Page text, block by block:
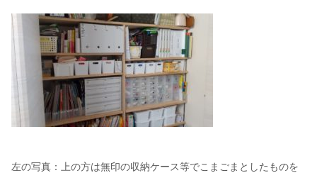
左の写真：上の方は無印の収納ケース等でこまごまとしたものを